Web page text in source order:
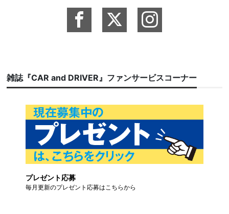
雑誌『CAR and DRIVER』ファンサービスコーナー
プレゼント応募
毎月更新のプレゼント応募はこちらから